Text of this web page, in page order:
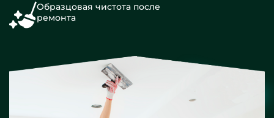
Образцовая чистота после
ремонта